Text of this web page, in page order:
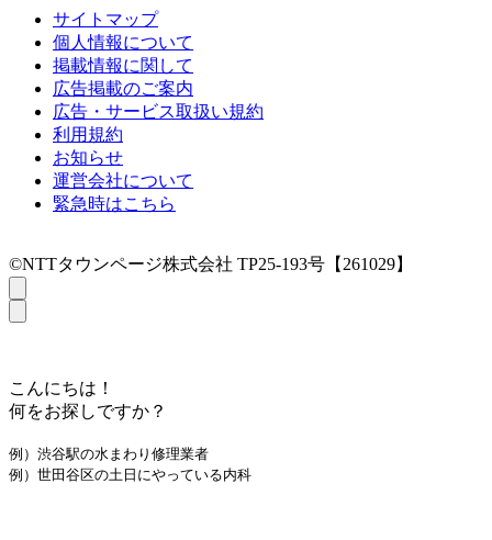
サイトマップ
個人情報について
掲載情報に関して
広告掲載のご案内
広告・サービス取扱い規約
利用規約
お知らせ
運営会社について
緊急時はこちら
©NTTタウンページ株式会社 TP25-193号【261029】
こんにちは！
何をお探しですか？
例）渋谷駅の水まわり修理業者
例）世田谷区の土日にやっている内科